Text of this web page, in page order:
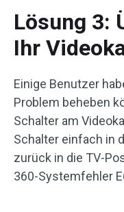
Lösung 3:
Ihr
Einige Benutzer
Problem beheben
Schalter am
Schalter einfach in
zurück in die TV-
360-Systemfehler